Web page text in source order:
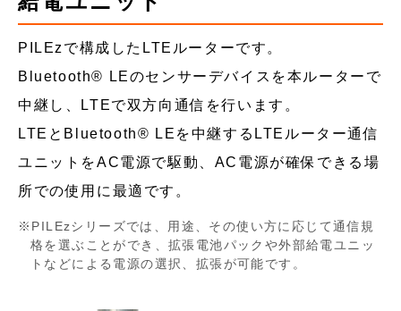
PILEzで構成したLTEルーターです。
Bluetooth® LEのセンサーデバイスを本ルーターで
中継し、LTEで双方向通信を行います。
LTEとBluetooth® LEを中継するLTEルーター通信
ユニットをAC電源で駆動、AC電源が確保できる場
所での使用に最適です。
PILEzシリーズでは、用途、その使い方に応じて通信規
格を選ぶことができ、拡張電池パックや外部給電ユニッ
トなどによる電源の選択、拡張が可能です。